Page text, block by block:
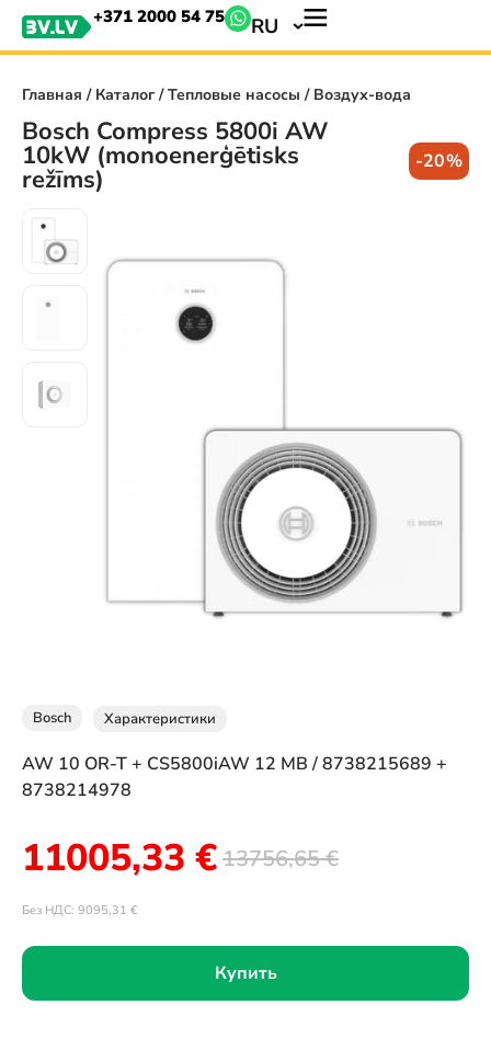
+371 2000 54 75 RU
Главная / Каталог/Тепловые насосы / Воздух-вода
Bosch Compress 5800i AW
10kW (monoenerģētisks
režīms)
-20%
Bosch Характеристики
AW 10 OR-T + CS5800iAW 12 MB / 8738215689 +
8738214978
13756,65€
11005,33 €
Без НДС: 9095,31 €
Купить